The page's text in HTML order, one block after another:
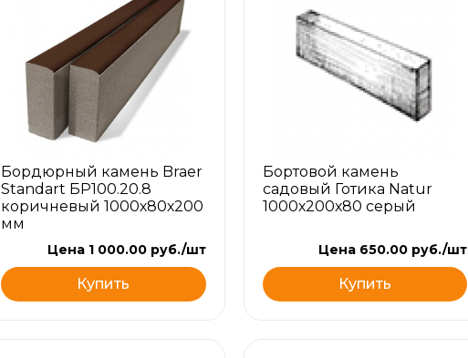
Бордюрный камень Braer
Standart БР100.20.8
коричневый 1000х80х200
мм
Цена 1 000.00 руб./шт
Купить
Бортовой камень
садовый Готика Natur
1000х200х80 серый
Цена 650.00 руб./шт
Купить